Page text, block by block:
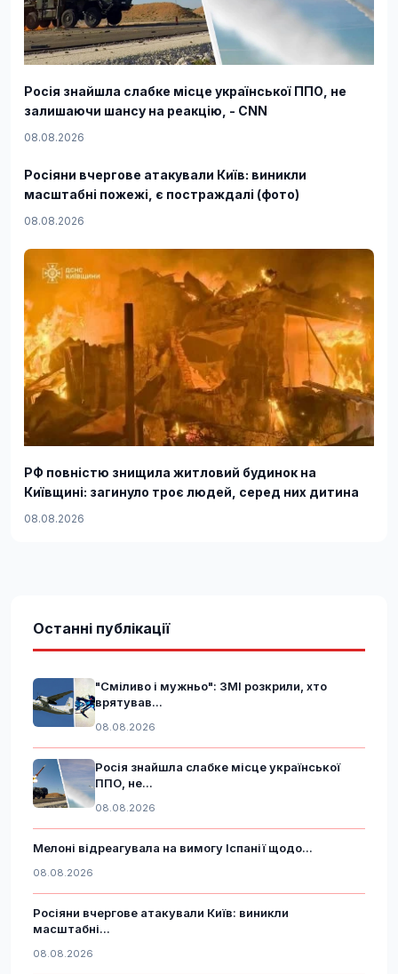
Росія знайшла слабке місце української ППО, не
залишаючи шансу на реакцію, - CNN
08.08.2026
Росіяни вчергове атакували Київ: виникли
масштабні пожежі, є постраждалі (фото)
08.08.2026
РФ повністю знищила житловий будинок на
Київщині: загинуло троє людей, серед них дитина
08.08.2026
Останні публікації
"Сміливо і мужньо": ЗМІ розкрили, хто
врятував...
08.08.2026
Росія знайшла слабке місце української
ППО, не...
08.08.2026
Мелоні відреагувала на вимогу Іспанії щодо...
08.08.2026
Росіяни вчергове атакували Київ: виникли
масштабні...
08.08.2026